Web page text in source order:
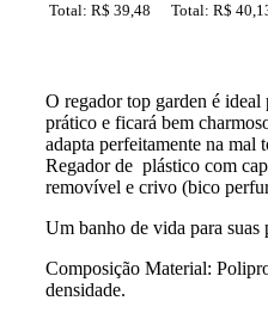
Total: R$ 39,48 Total: R$
O regador top garden é ideal
prático e ficará bem
adapta perfeitamente na mal
Regador de plástico com
removível e crivo (bico
Um banho de vida para suas
Composição Material:
densidade.